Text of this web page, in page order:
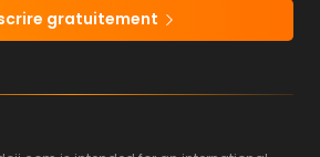
gratuitement